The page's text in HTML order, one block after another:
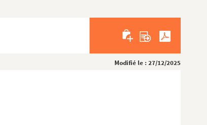
Modifié le : 27/12/2025